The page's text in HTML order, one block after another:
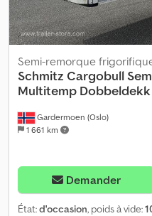
mm, hauteur intérieure 2 750
empattement 8 100 mm,
28.04.2026, Non adapté au
Gardermoen (Oslo)
1 661 km
Semi-remorque
Schmitz Cargobull
Multitemp Dobbeldekk
Demander
État:d'occasion, poids à vide: